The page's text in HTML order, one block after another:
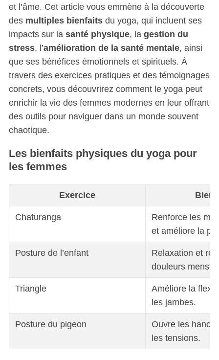
et l’âme. Cet article vous emmène à la découverte
des multiples bienfaitsdu yoga, qui incluent ses
impacts sur la santé physique, la gestion du
stress, l’amélioration de la santé mentale, ainsi
que ses bénéfices émotionnels et spirituels. À
travers des exercices pratiques et des témoignages
concrets, vous découvrirez comment le yoga peut
enrichir la vie des femmes modernes en leur offrant
des outils pour naviguer dans un monde souvent
chaotique.
Les bienfaits physiques du yoga pour
les femmes
Exercice
Chaturanga
Renforce les
et améliore la
Posture de l’enfant
Relaxation et
douleurs
Triangle
Améliore la
les jambes.
Posture du pigeon
Ouvre les
les tensions.